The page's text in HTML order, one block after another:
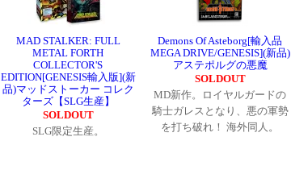
MAD STALKER: FULL
METAL FORTH
COLLECTOR'S
EDITION[GENESIS輸入版](新
品)マッドストーカー コレク
ターズ【SLG生産】
SOLDOUT
SLG限定生産。
Demons Of Asteborg[輸入品
MEGA DRIVE/GENESIS](新品)
アステポルグの悪魔
SOLDOUT
MD新作。ロイヤルガードの
騎士ガレスとなり、悪の軍勢
を打ち破れ！ 海外同人。